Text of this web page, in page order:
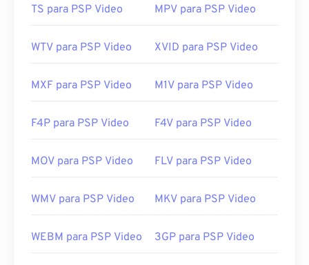
http://www.blu-raydisc.com/en/languagetest.aspx
TS para PSP Video MPV para PSP Video
WTV para PSP Video XVID para PSP Video
MXF para PSP Video M1V para PSP Video
F4P para PSP Video F4V para PSP Video
MOV para PSP Video FLV para PSP Video
WMV para PSP Video MKV para PSP Video
WEBM para PSP Video 3GP para PSP Video